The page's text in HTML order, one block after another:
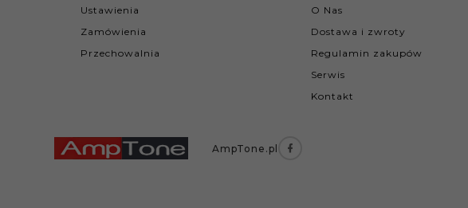
Ustawienia
Zamówienia
Przechowalnia
O Nas
Dostawa i zwroty
Regulamin zakupów
Serwis
Kontakt
AmpTone.pl